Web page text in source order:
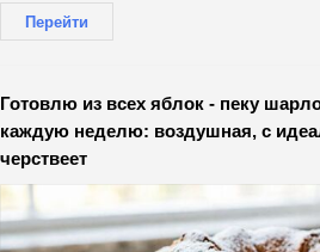
Перейти
Готовлю из всех яблок - пеку
каждую неделю: воздушная, с
черствеет